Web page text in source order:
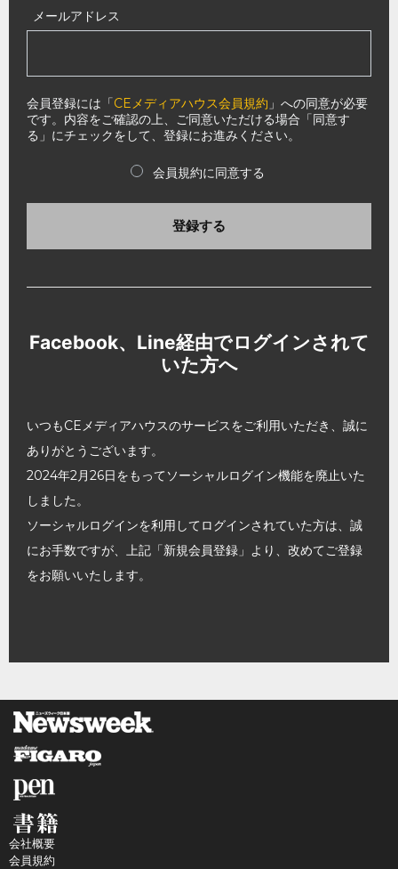
メールアドレス
会員登録には「CEメディアハウス会員規約 」への同意が必要
です。内容をご確認の上、ご同意いただける場合「同意す
る」にチェックをして、登録にお進みください。
会員規約に同意する
登録する
Facebook、Line経由でログインされて
いた方へ
いつもCEメディアハウスのサービスをご利用いただき、誠に
ありがとうございます。
2024年2月26日をもってソーシャルログイン機能を廃止いた
しました。
ソーシャルログインを利用してログインされていた方は、誠
にお手数ですが、上記「新規会員登録」より、改めてご登録
をお願いいたします。
会社概要
会員規約